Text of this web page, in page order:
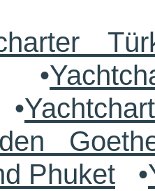
•
Phuket •